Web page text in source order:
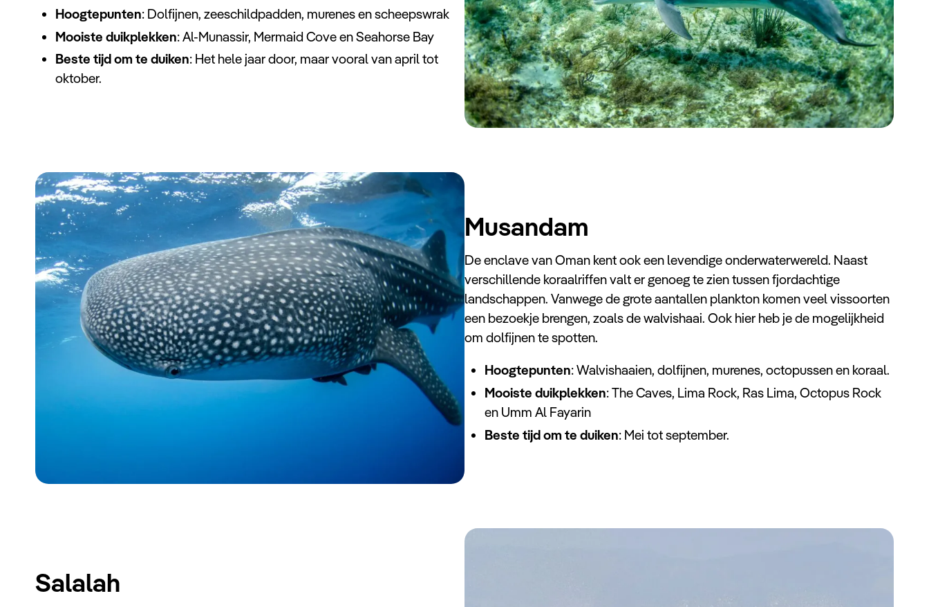
Hoogtepunten: Dolfijnen, zeeschildpadden, murenes en scheepswrak
Mooiste duikplekken: Al-Munassir, Mermaid Cove en Seahorse Bay
Beste tijd om te duiken: Het hele jaar door, maar vooral van april tot
oktober.
Musandam
De enclave van Oman kent ook een levendige onderwaterwereld. Naast
verschillende koraalriffen valt er genoeg te zien tussen fjordachtige
landschappen. Vanwege de grote aantallen plankton komen veel vissoorten
een bezoekje brengen, zoals de walvishaai. Ook hier heb je de mogelijkheid
om dolfijnen te spotten.
Hoogtepunten: Walvishaaien, dolfijnen, murenes, octopussen en koraal.
Mooiste duikplekken: The Caves, Lima Rock, Ras Lima, Octopus Rock
en Umm Al Fayarin
Beste tijd om te duiken: Mei tot september.
Salalah